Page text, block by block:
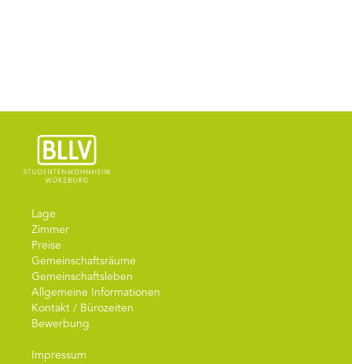
Lage
Zimmer
Preise
Gemeinschaftsräume
Gemeinschaftsleben
Allgemeine Informationen
Kontakt / Bürozeiten
Bewerbung
Impressum